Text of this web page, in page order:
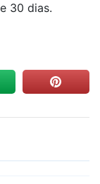
30 dias.